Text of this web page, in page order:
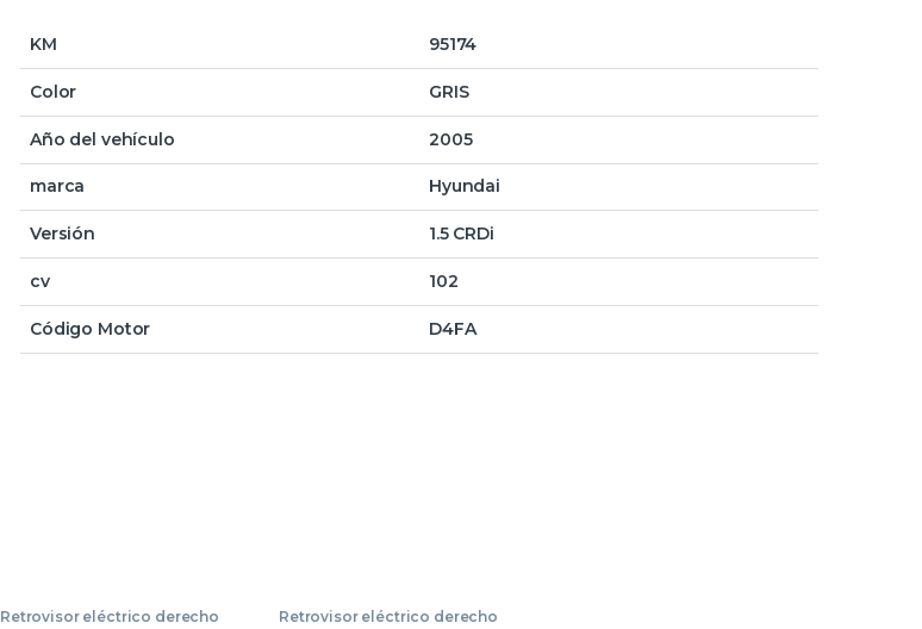
KM 95174
Color GRIS
Año del vehículo 2005
marca Hyundai
Versión 1.5 CRDi
cv 102
Código Motor D4FA
Retrovisor eléctrico derecho Retrovisor eléctrico derecho